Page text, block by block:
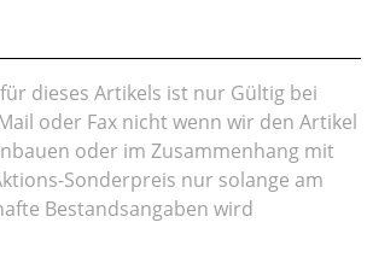
dieses Artikels ist nur Gültig bei
oder Fax nicht wenn wir den Artikel
oder im Zusammenhang mit
Sonderpreis nur solange am
Bestandsangaben wird